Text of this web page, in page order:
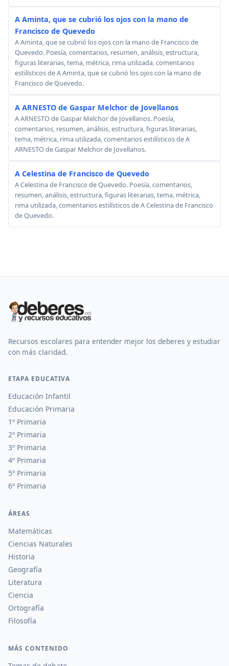
A Aminta, que se cubrió los ojos con la mano de
Francisco de Quevedo
A Aminta, que se cubrió los ojos con la mano de Francisco de
Quevedo. Poesía, comentarios, resumen, análisis, estructura,
figuras literarias, tema, métrica, rima utilizada, comentarios
estilísticos de A Aminta, que se cubrió los ojos con la mano de
Francisco de Quevedo.
A ARNESTO de Gaspar Melchor de Jovellanos
A ARNESTO de Gaspar Melchor de Jovellanos. Poesía,
comentarios, resumen, análisis, estructura, figuras literarias,
tema, métrica, rima utilizada, comentarios estilísticos de A
ARNESTO de Gaspar Melchor de Jovellanos.
A Celestina de Francisco de Quevedo
A Celestina de Francisco de Quevedo. Poesía, comentarios,
resumen, análisis, estructura, figuras literarias, tema, métrica,
rima utilizada, comentarios estilísticos de A Celestina de Francisco
de Quevedo.
Recursos escolares para entender mejor los deberes y estudiar
con más claridad.
ETAPA EDUCATIVA
Educación Infantil
Educación Primaria
1º Primaria
2º Primaria
3º Primaria
4º Primaria
5º Primaria
6º Primaria
ÁREAS
Matemáticas
Ciencias Naturales
Historia
Geografía
Literatura
Ciencia
Ortografía
Filosofía
MÁS CONTENIDO